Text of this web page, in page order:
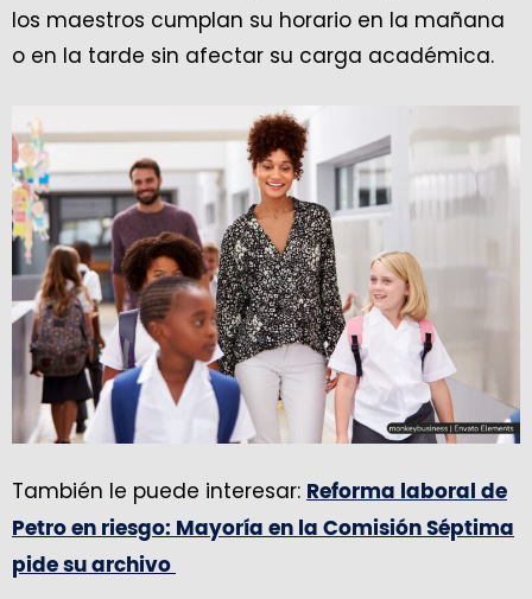
los maestros cumplan su horario en la mañana
o en la tarde sin afectar su carga académica.
También le puede interesar: Reforma laboral de
Petro en riesgo: Mayoría en la Comisión Séptima
pide su archivo